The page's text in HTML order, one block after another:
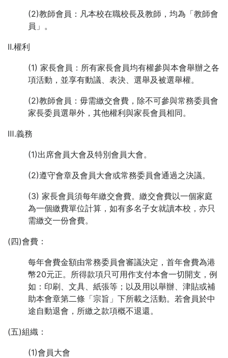
(2)教師會員：凡本校在職校長及教師，均為「教師會
員」。
Ⅱ.權利
(1) 家長會員：所有家長會員均有權參與本會舉辦之各
項活動，並享有動議、表決、選舉及被選舉權。
(2)教師會員：毋需繳交會費，除不可參與常務委員會
家長委員選舉外，其他權利與家長會員相同。
Ⅲ.義務
(1)出席會員大會及特別會員大會。
(2)遵守會章及會員大會或常務委員會通過之決議。
(3) 家長會員須每年繳交會費。繳交會費以一個家庭
為一個繳費單位計算，如有多名子女就讀本校，亦只
需繳交一份會費。
(四)會費：
每年會費金額由常務委員會審議決定，首年會費為港
幣20元正。所得款項只可用作支付本會一切開支，例
如：印刷、文具、紙張等；以及用以舉辦、津貼或補
助本會章第二條「宗旨」下所載之活動。若會員於中
途自動退會，所繳之款項概不退還。
(五)組織：
(1)會員大會